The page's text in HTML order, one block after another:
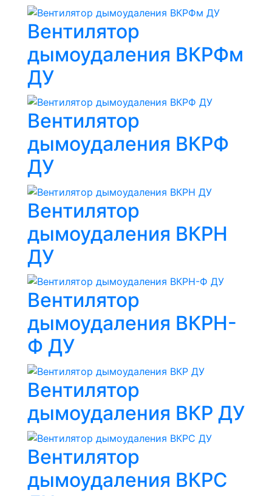
Вентилятор
дымоудаления ВКРФм
ДУ
Вентилятор
дымоудаления ВКРФ
ДУ
Вентилятор
дымоудаления ВКРН
ДУ
Вентилятор
дымоудаления ВКРН-
Ф ДУ
Вентилятор
дымоудаления ВКР ДУ
Вентилятор
дымоудаления ВКРС